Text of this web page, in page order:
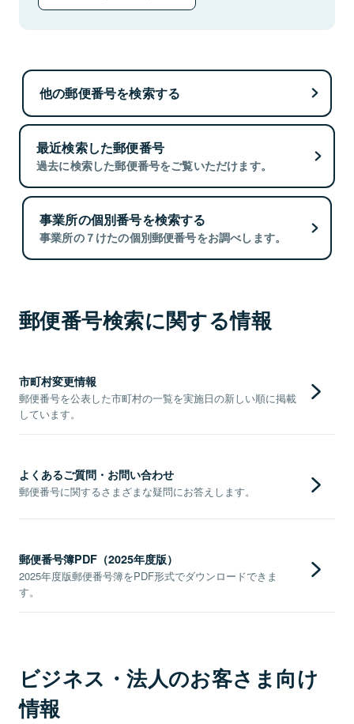
他の郵便番号を検索する
最近検索した郵便番号
過去に検索した郵便番号をご覧いただけます。
事業所の個別番号を検索する
事業所の７けたの個別郵便番号をお調べします。
郵便番号検索に関する情報
市町村変更情報
郵便番号を公表した市町村の一覧を実施日の新しい順に掲載
しています。
よくあるご質問・お問い合わせ
郵便番号に関するさまざまな疑問にお答えします。
郵便番号簿PDF（2025年度版）
2025年度版郵便番号簿をPDF形式でダウンロードできま
す。
ビジネス・法人のお客さま向け
情報